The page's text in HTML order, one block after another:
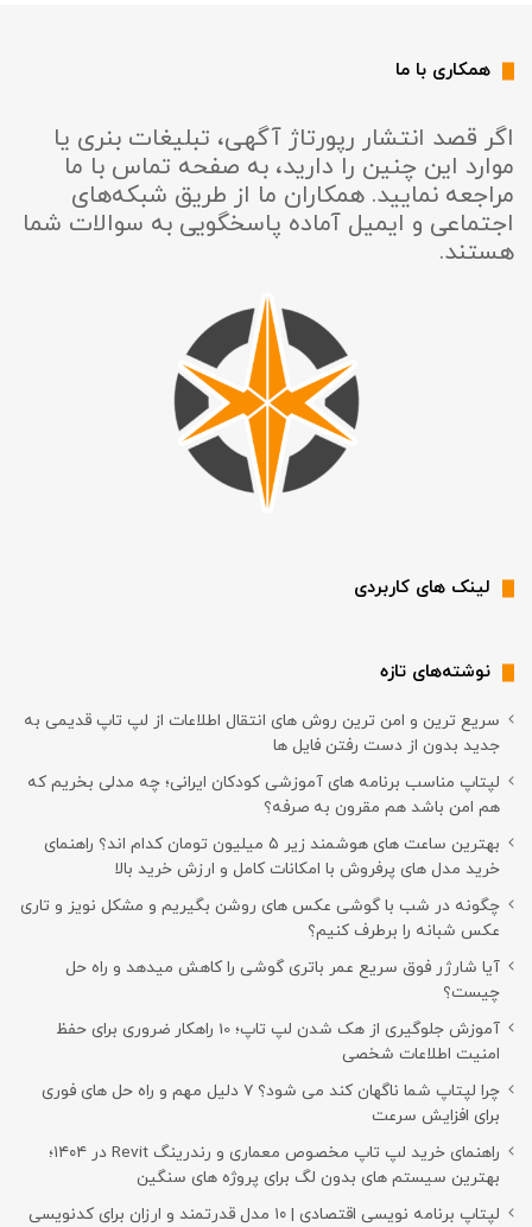
همکاری با ما
اگر قصد انتشار رپورتاژ آگهی، تبلیغات بنری یا
موارد این چنین را دارید، به صفحه تماس با ما
مراجعه نمایید. همکاران ما از طریق شبکه‌های
اجتماعی و ایمیل آماده پاسخگویی به سوالات شما
هستند.
لینک های کاربردی
نوشته‌های تازه
سریع ترین و امن ترین روش های انتقال اطلاعات از لپ تاپ قدیمی به
جدید بدون از دست رفتن فایل ها
لپتاپ مناسب برنامه های آموزشی کودکان ایرانی؛ چه مدلی بخریم که
هم امن باشد هم مقرون به صرفه؟
بهترین ساعت های هوشمند زیر ۵ میلیون تومان کدام اند؟ راهنمای
خرید مدل های پرفروش با امکانات کامل و ارزش خرید بالا
چگونه در شب با گوشی عکس های روشن بگیریم و مشکل نویز و تاری
عکس شبانه را برطرف کنیم؟
آیا شارژر فوق سریع عمر باتری گوشی را کاهش میدهد و راه حل
چیست؟
آموزش جلوگیری از هک شدن لپ تاپ؛ 10 راهکار ضروری برای حفظ
امنیت اطلاعات شخصی
چرا لپتاپ شما ناگهان کند می شود؟ ۷ دلیل مهم و راه حل های فوری
برای افزایش سرعت
راهنمای خرید لپ تاپ مخصوص معماری و رندرینگ Revit در ۱۴۰۴؛
بهترین سیستم های بدون لگ برای پروژه های سنگین
لپتاپ برنامه نویسی اقتصادی | ۱۰ مدل قدرتمند و ارزان برای کدنویسی